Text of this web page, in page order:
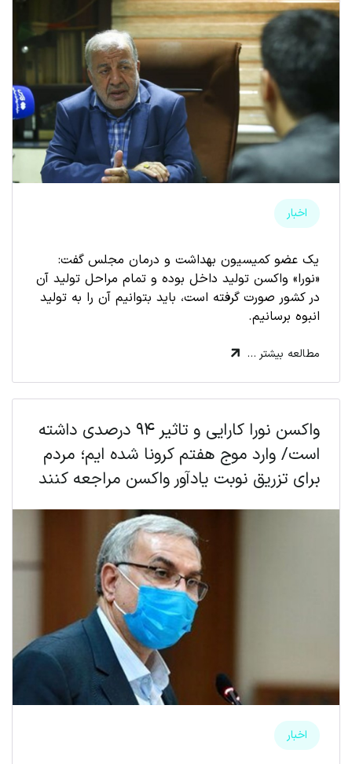
اخبار
یک عضو کمیسیون بهداشت و درمان مجلس گفت:
«نورا» واکسن تولید داخل بوده و تمام مراحل تولید آن
در کشور صورت گرفته است، باید بتوانیم آن را به تولید
انبوه برسانیم.
مطالعه بیشتر …
واکسن نورا کارایی و تاثیر ۹۴ درصدی داشته
است/ وارد موج هفتم کرونا شده ایم؛ مردم
برای تزریق نوبت یادآور واکسن مراجعه کنند
اخبار